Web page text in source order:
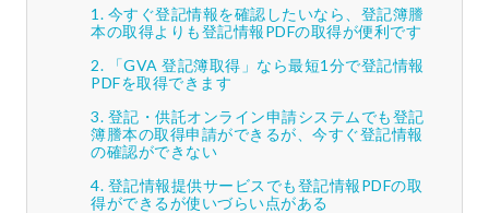
今すぐ登記情報を確認したいなら、登記簿謄
本の取得よりも登記情報PDFの取得が便利です
「GVA 登記簿取得」なら最短1分で登記情報
PDFを取得できます
登記・供託オンライン申請システムでも登記
簿謄本の取得申請ができるが、今すぐ登記情報
の確認ができない
登記情報提供サービスでも登記情報PDFの取
得ができるが使いづらい点がある